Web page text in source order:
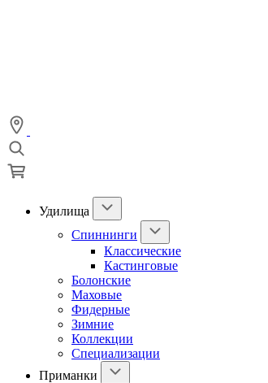
Удилища
Спиннинги
Классические
Кастинговые
Болонские
Маховые
Фидерные
Зимние
Коллекции
Специализации
Приманки